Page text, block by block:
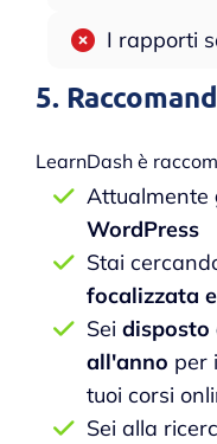
I rapporti
5.
LearnDash è
Attualmente
WordPress
Stai
focalizzata
Sei disposto
all'anno per
tuoi corsi
Sei alla